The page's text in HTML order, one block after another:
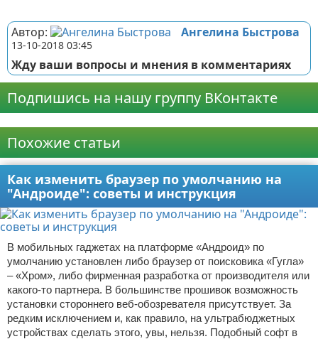
Автор: Ангелина Быстрова
13-10-2018 03:45
Жду ваши вопросы и мнения в комментариях
Подпишись на нашу группу ВКонтакте
Похожие статьи
Как изменить браузер по умолчанию на
"Андроиде": советы и инструкция
В мобильных гаджетах на платформе «Андроид» по
умолчанию установлен либо браузер от поисковика «Гугла»
– «Хром», либо фирменная разработка от производителя или
какого-то партнера. В большинстве прошивок возможность
установки стороннего веб-обозревателя присутствует. За
редким исключением и, как правило, на ультрабюджетных
устройствах сделать этого, увы, нельзя. Подобный софт в